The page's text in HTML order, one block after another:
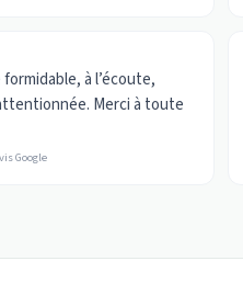
à l’écoute,
Merci à toute
Google